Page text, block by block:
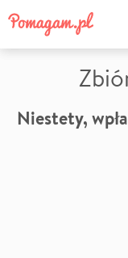
Niestety,